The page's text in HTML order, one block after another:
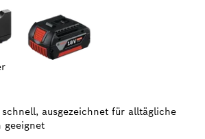
ausgezeichnet für alltägliche
geeignet